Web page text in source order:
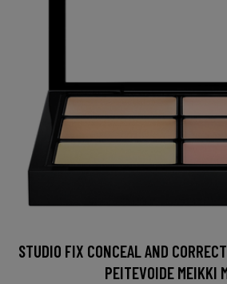
STUDIO FIX CONCEAL AND
PEITEVOIDE MEIKKI